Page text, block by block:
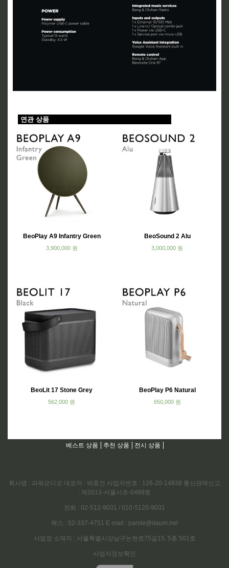
연관 상품
BeoPlay A9 Infantry Green
3,900,000 원
BeoSound 2 Alu
3,000,000 원
BeoLit 17 Stone Grey
562,000 원
BeoPlay P6 Natural
650,000 원
베스트 상품 추천 상품 전시 상품
회사명 : 파워오디오 대표자 : 박중건 사업자번호 : 126-20-14838 통신판매신고
: 제2013-서울서초-0489호
전화 : 02-512-9031 / 010-5120-9031
팩스 : 02-337-4751 E-mail : parsle@daum.net
사업장 소재지 : 서울특별시강남구논현로75길15, 5층 501호
사업자정보확인